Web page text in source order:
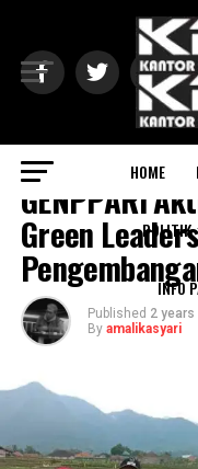
HOME
POLITIK
INFO
GENPPARI
Green
Published 2 years
By amalikasyari